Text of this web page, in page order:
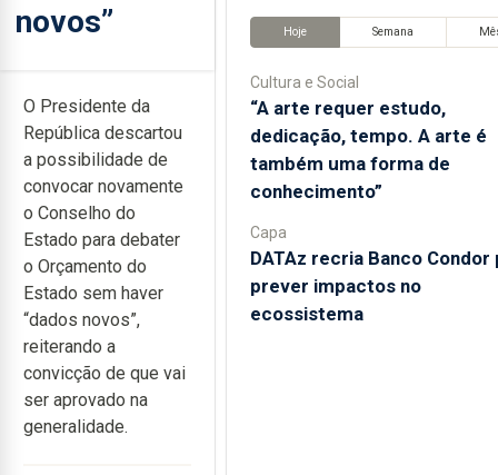
novos”
O Presidente da
República descartou
a possibilidade de
convocar novamente
o Conselho do
Estado para debater
o Orçamento do
Estado sem haver
“dados novos”,
reiterando a
convicção de que vai
ser aprovado na
generalidade.
Hoje Semana
Cultura e Social
“A arte requer estudo,
dedicação, tempo. A arte é
também uma forma de
conhecimento”
Capa
DATAz recria Banco Condor
prever impactos no
ecossistema